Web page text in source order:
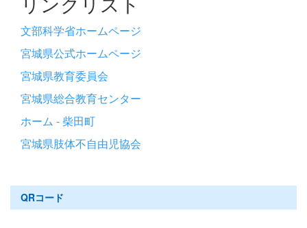
文部科学省ホームページ
宮城県公式ホームページ
宮城県教育委員会
宮城県総合教育センター
ホーム - 柴田町
宮城県肢体不自由児協会
QRコード